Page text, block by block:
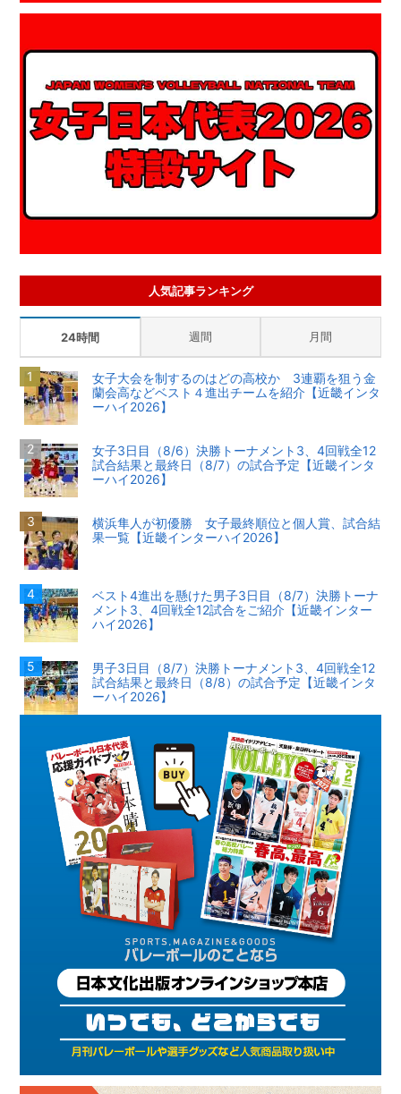
人気記事ランキング
24時間 週間 月間
女子大会を制するのはどの高校か 3連覇を狙う金
蘭会高などベスト４進出チームを紹介【近畿インタ
ーハイ2026】
女子3日目（8/6）決勝トーナメント3、4回戦全12
試合結果と最終日（8/7）の試合予定【近畿インタ
ーハイ2026】
横浜隼人が初優勝 女子最終順位と個人賞、試合結
果一覧【近畿インターハイ2026】
ベスト4進出を懸けた男子3日目（8/7）決勝トーナ
メント3、4回戦全12試合をご紹介【近畿インター
ハイ2026】
男子3日目（8/7）決勝トーナメント3、4回戦全12
試合結果と最終日（8/8）の試合予定【近畿インタ
ーハイ2026】